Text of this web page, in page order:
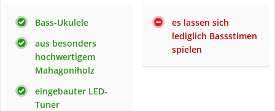
Bass-Ukulele
aus besonders
hochwertigem
Mahagoniholz
eingebauter LED-
Tuner
es lassen sich
lediglich Bassstimen
spielen